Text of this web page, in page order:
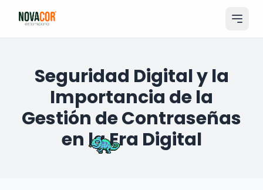
para
Produtos & Serviços
Seguridad Digital y la
Importancia de la
Gestión de Contraseñas
en la Era Digital